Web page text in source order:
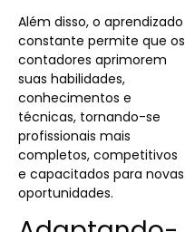
Além disso, o aprendizado
constante permite que os
contadores aprimorem
suas habilidades,
conhecimentos e
técnicas, tornando-se
profissionais mais
completos, competitivos
e capacitados para novas
oportunidades.